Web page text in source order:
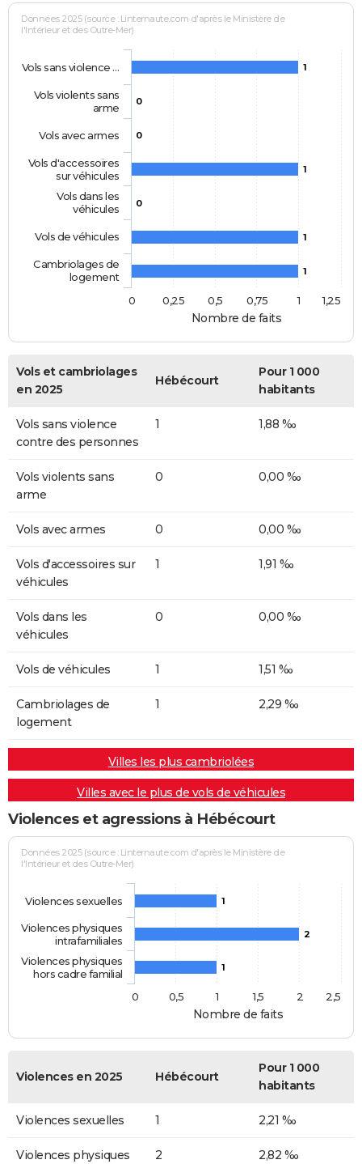
Nombre de faits
Données 2025 (source : Linternaute.com d'après le Ministère de
l'Intérieur et des Outre-Mer)
1
0
0
1
0
1
1
Vols sans violence …
Vols violents sans
arme
Vols avec armes
Vols d'accessoires
sur véhicules
Vols dans les
véhicules
Vols de véhicules
Cambriolages de
logement
0
1
0,25 0,5 0,75 1,25
Vols et cambriolages
en 2025
Hébécourt
Pour 1 000
habitants
Vols sans violence
contre des personnes
1 1,88 ‰
Vols violents sans
arme
0 0,00 ‰
Vols avec armes 0 0,00 ‰
Vols d'accessoires sur
véhicules
1 1,91 ‰
Vols dans les
véhicules
0 0,00 ‰
Vols de véhicules 1 1,51 ‰
Cambriolages de
logement
1 2,29 ‰
Villes les plus cambriolées
Villes avec le plus de vols de véhicules
Violences et agressions à Hébécourt
Nombre de faits
Données 2025 (source : Linternaute.com d'après le Ministère de
l'Intérieur et des Outre-Mer)
1
2
1
Violences sexuelles
Violences physiques
intrafamiliales
Violences physiques
hors cadre familial
0
0,5 1 1,5 2 2,5
Violences en 2025 Hébécourt
Pour 1 000
habitants
Violences sexuelles 1 2,21 ‰
Violences physiques
2 2,82 ‰